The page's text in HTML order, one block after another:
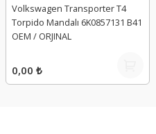
Volkswagen Transporter T4
Torpido Mandalı 6K0857131 B41
OEM / ORJINAL
0,00 ₺